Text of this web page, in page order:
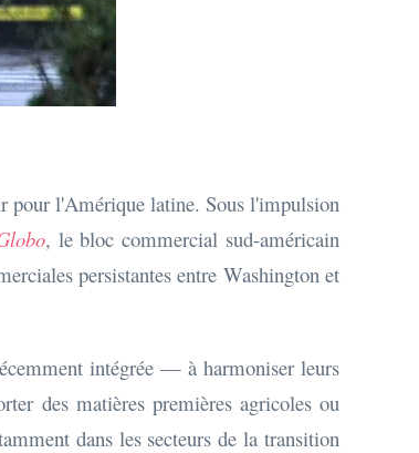
pour l'Amérique latine. Sous l'impulsion
, le bloc commercial sud-américain
persistantes entre Washington et
intégrée — à harmoniser leurs
des matières premières agricoles ou
dans les secteurs de la transition